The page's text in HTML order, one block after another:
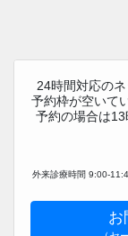
24時間対応の
予約枠が空いて
予約の場合は
外来診療時間 9:00-
お